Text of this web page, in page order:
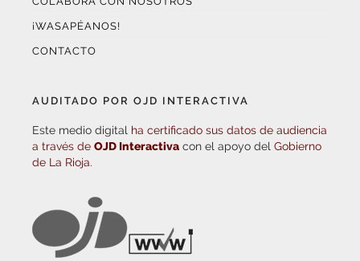
¡WASAPÉANOS!
CONTACTO
AUDITADO POR OJD INTERACTIVA
Este medio digital ha certificado sus datos de audiencia
a través de OJD Interactiva con el apoyo del Gobierno
de La Rioja.